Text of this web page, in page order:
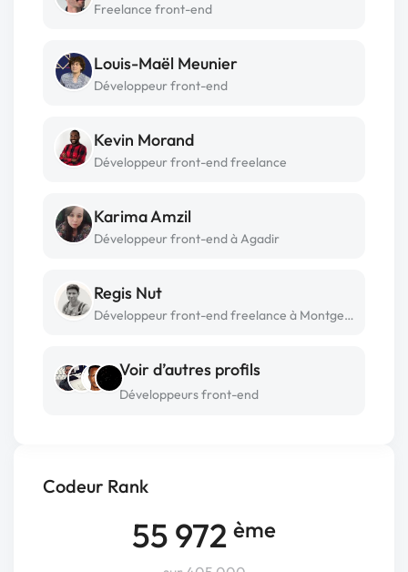
Codeur Rank
55 972 ème
Freelance front-end
Louis-Maël Meunier
Développeur front-end
Kevin Morand
Développeur front-end freelance
Karima Amzil
Développeur front-end à Agadir
Regis Nut
Développeur front-end freelance à Montgeron
Voir d’autres profils
Développeurs front-end